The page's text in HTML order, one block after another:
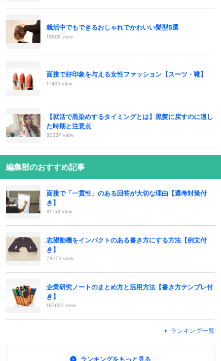
就活中でもできるおしゃれでかわいい髪型5選
19505 view
面接で好印象を与える女性ファッション【スーツ・靴】
11463 view
【就活で黒染めするタイミングとは】黒髪に戻すのに適し
た時期と注意点
80337 view
編集部のおすすめ記事
面接で「一貫性」のある回答が大切な理由【選考対策付
き】
81158 view
志望動機をインパクトのある書き方にする方法【例文付
き】
78073 view
企業研究ノートのまとめ方と活用方法【書き方テンプレ付
き】
187652 view
ランキング一覧
ランキングをもっと見る